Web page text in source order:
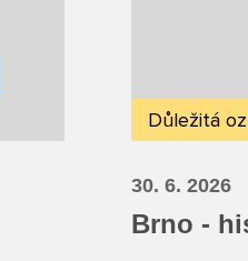
Důležitá
30. 6. 2026
Brno -